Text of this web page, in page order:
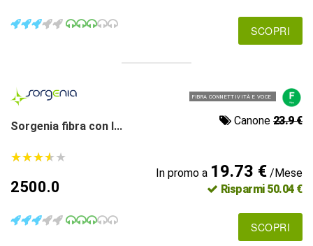
SCOPRI
FIBRA CONNETTIVITÀ E VOCE
Sorgenia fibra con l... Canone 23.9 €
★★★★★
★★★★★
2500.0
In promo a 19.73 €/Mese
Risparmi 50.04 €
SCOPRI